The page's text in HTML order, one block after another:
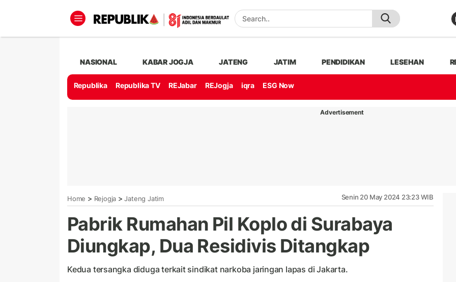
NASIONAL KABAR JOGJA JATENG JATIM PENDIDIKAN LESEHAN
Republika Republika TV REJabar REJogja iqra ESG Now
Advertisement
Home > Rejogja > Jateng Jatim Senin 20 May 2024 23:23 WIB
Pabrik Rumahan Pil Koplo di Surabaya
Diungkap, Dua Residivis Ditangkap
Kedua tersangka diduga terkait sindikat narkoba jaringan lapas di Jakarta.